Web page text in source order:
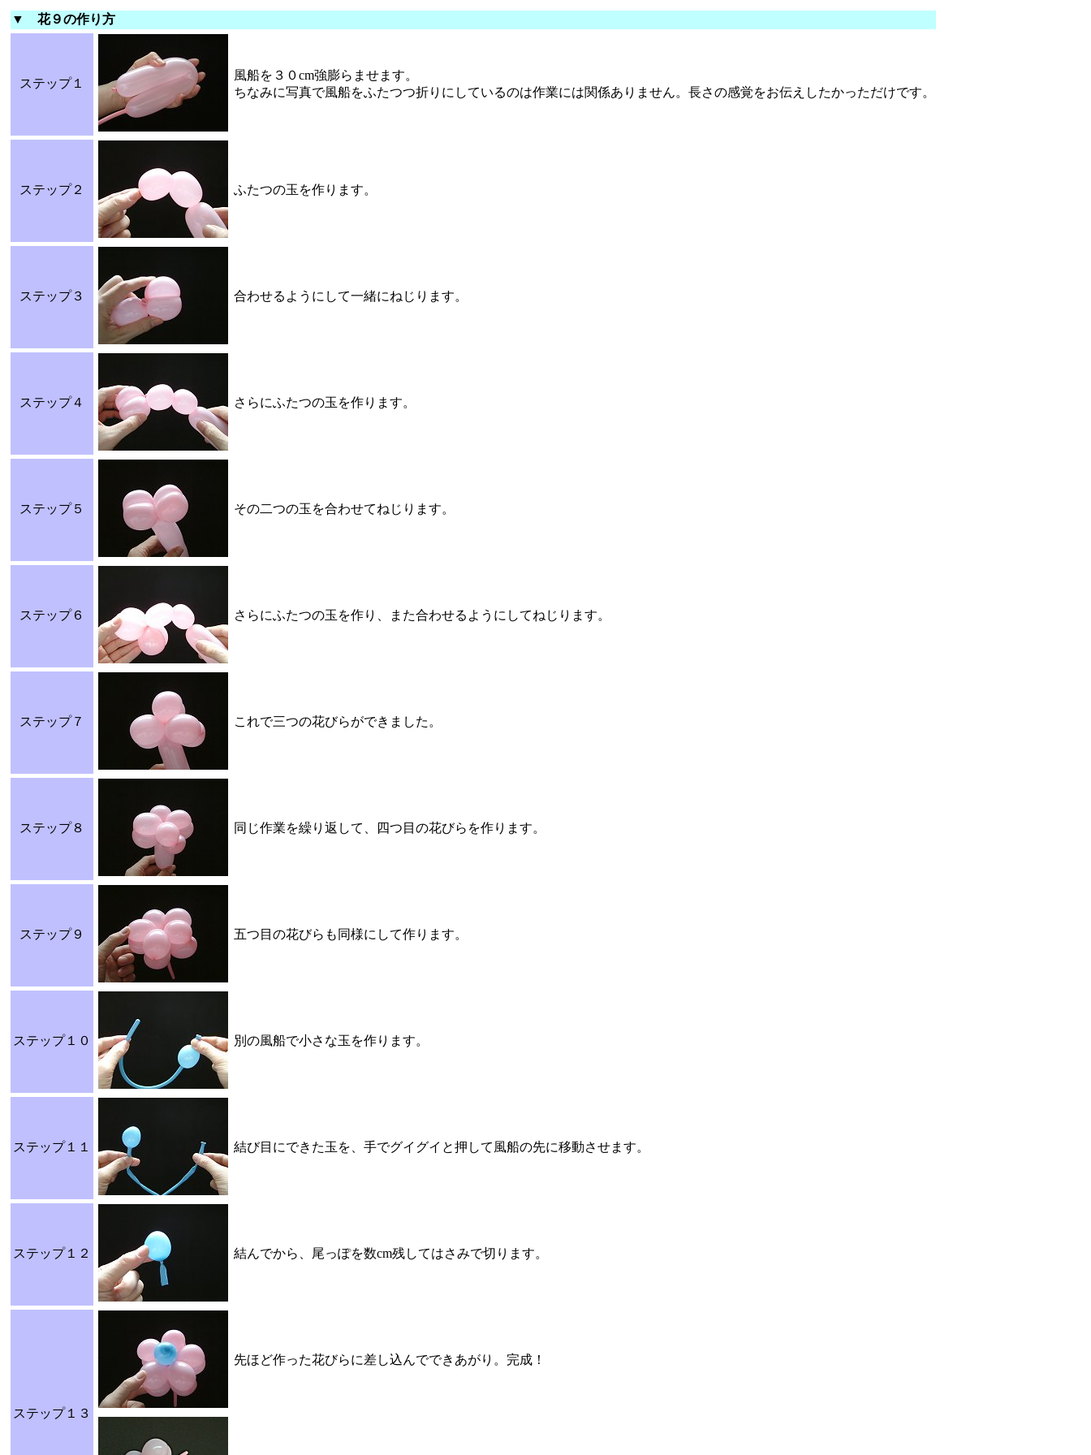
▼ 花９の作り方
ステップ１
風船を３０cm強膨らませます。
ちなみに写真で風船をふたつつ折りにしているのは作業には関係ありません。長さの感覚をお伝えしたかっただけです。
ステップ２ ふたつの玉を作ります。
ステップ３ 合わせるようにして一緒にねじります。
ステップ４ さらにふたつの玉を作ります。
ステップ５ その二つの玉を合わせてねじります。
ステップ６ さらにふたつの玉を作り、また合わせるようにしてねじります。
ステップ７ これで三つの花びらができました。
ステップ８ 同じ作業を繰り返して、四つ目の花びらを作ります。
ステップ９ 五つ目の花びらも同様にして作ります。
ステップ１０ 別の風船で小さな玉を作ります。
ステップ１１ 結び目にできた玉を、手でグイグイと押して風船の先に移動させます。
ステップ１２ 結んでから、尾っぽを数cm残してはさみで切ります。
ステップ１３
先ほど作った花びらに差し込んでできあがり。完成！